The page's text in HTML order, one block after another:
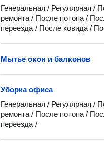
Генеральная / Регулярная
ремонта / После потопа /
переезда / После ковида /
Мытье окон и балконов
Уборка офиса
Генеральная / Регулярная
ремонта / После потопа /
переезда /